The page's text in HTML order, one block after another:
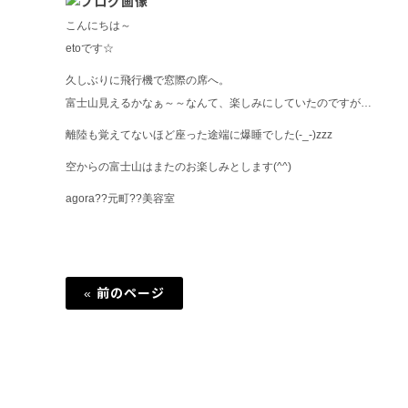
こんにちは～
etoです☆
久しぶりに飛行機で窓際の席へ。
富士山見えるかなぁ～～なんて、楽しみにしていたのですが…
離陸も覚えてないほど座った途端に爆睡でした(-_-)zzz
空からの富士山はまたのお楽しみとします(^^)
agora??元町??美容室
« 前のページ